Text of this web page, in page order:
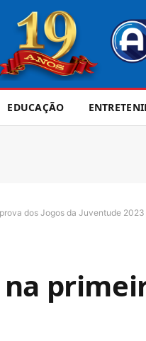
EDUCAÇÃO
dos Jogos da Juventude 2023